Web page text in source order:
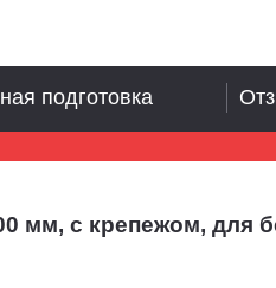
мм, с крепежом, для
подготовка